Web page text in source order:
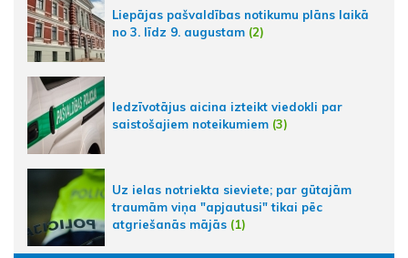
Liepājas pašvaldības notikumu plāns laikā
no 3. līdz 9. augustam (2)
Iedzīvotājus aicina izteikt viedokli par
saistošajiem noteikumiem (3)
Uz ielas notriekta sieviete; par gūtajām
traumām viņa "apjautusi" tikai pēc
atgriešanās mājās (1)